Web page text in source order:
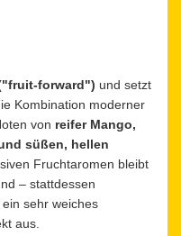
forward") und setzt
Kombination moderner
von reifer Mango,
süßen, hellen
Fruchtaromen bleibt
– stattdessen
sehr weiches
aus.